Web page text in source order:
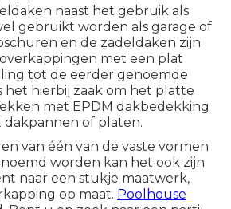
naast het gebruik als
gebruikt worden als garage of
en de zadeldaken zijn
overkappingen met een plat
tot de eerder genoemde
het hierbij zaak om het platte
met EPDM dakbedekking
dakpannen of platen.
van één van de vaste vormen
worden kan het ook zijn
naar een stukje maatwerk,
op maat. Poolhouse